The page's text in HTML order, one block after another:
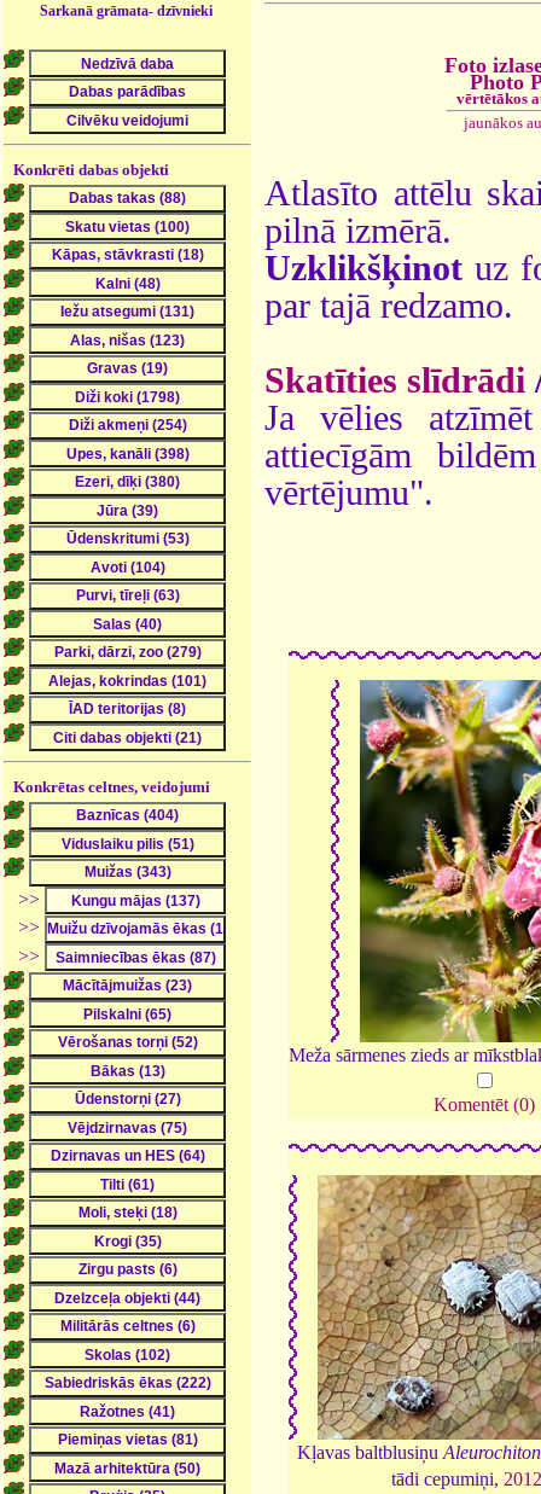
Sarkanā grāmata- dzīvnieki
Konkrēti dabas objekti
Konkrētas celtnes, veidojumi
>>
>>
>>
Foto
Photo
vērtētākos
jaunākos
Atlasīto attēlu
pilnā izmērā.
Uzklikšķinot uz
par tajā redzamo.
Skatīties slīdrādi
Ja vēlies
attiecīgām
vērtējumu".
Meža sārmenes zieds ar
Komentēt (0)
Kļavas baltblusiņu
tādi cepumiņi,